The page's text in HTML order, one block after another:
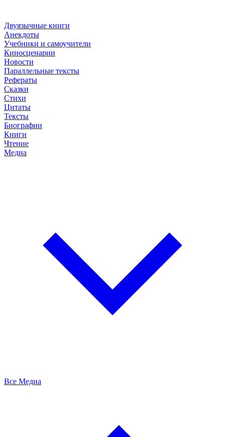
Двуязычные книги
Анекдоты
Учебники и самоучители
Киносценарии
Новости
Параллельные тексты
Рефераты
Сказки
Стихи
Цитаты
Тексты
Биографии
Книги
Чтение
Медиа
Все Медиа